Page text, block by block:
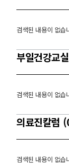
검색된 내용이 없습
부일건강교
검색된 내용이 없습
의료진칼럼
검색된 내용이 없습